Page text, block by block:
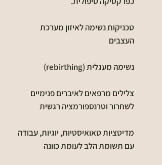
טכניקות נשימה לאיזון מערכת
העצבים
נשימה מעגלית (rebirthing)
צלילים מרפאים לאיברים פנימיים
לשחרור וטרנספורמציה רגשית
מדיטציות טאואיסטיות, יוגיות, עבודה
עם תשומת הלב לעומת כוונה